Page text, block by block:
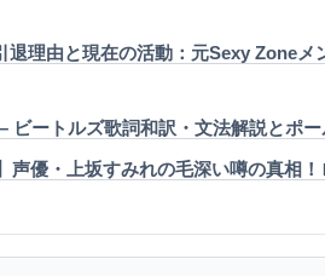
退理由と現在の活動：元Sexy Zone
ビートルズ歌詞和訳・文法解説とポ
声優・上坂すみれの毛深い噂の真相